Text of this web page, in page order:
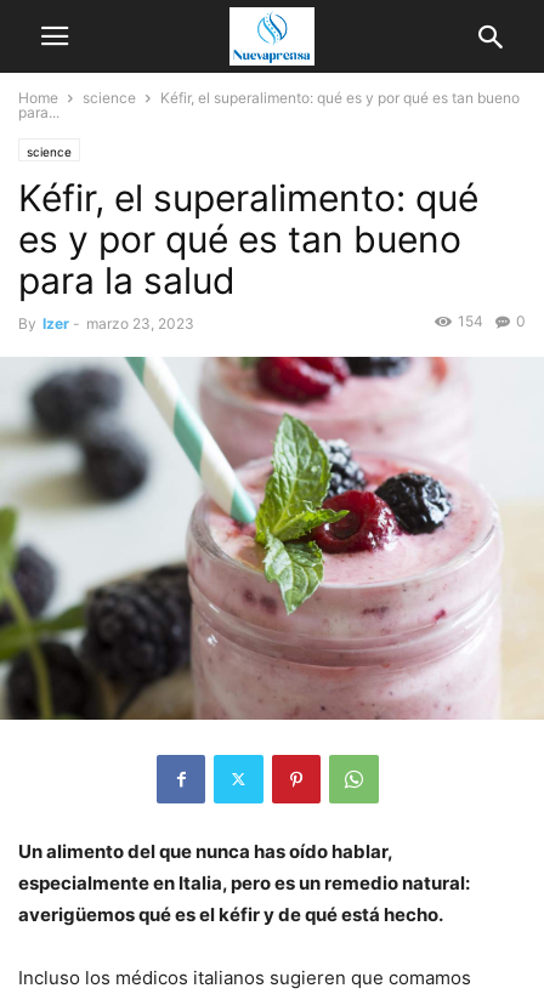
Home science
Kéfir, el superalimento: qué es y por qué es tan bueno
para...
science
Kéfir, el superalimento: qué
es y por qué es tan bueno
para la salud
By Izer - marzo 23, 2023 0
154
Un alimento del que nunca has oído hablar,
especialmente en Italia, pero es un remedio natural:
averigüemos qué es el kéfir y de qué está hecho.
Incluso los médicos italianos sugieren que comamos